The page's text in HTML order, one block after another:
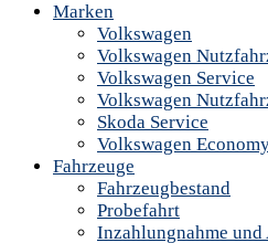
Marken
Volkswagen
Volkswagen
Volkswagen Service
Volkswagen
Skoda Service
Volkswagen
Fahrzeuge
Fahrzeugbestand
Probefahrt
Inzahlungnahme